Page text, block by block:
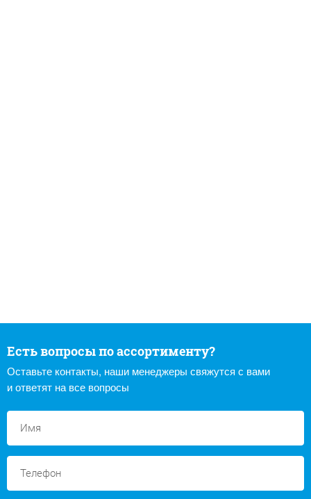
Есть вопросы по ассортименту?
Оставьте контакты, наши менеджеры свяжутся с вами
и ответят на все вопросы